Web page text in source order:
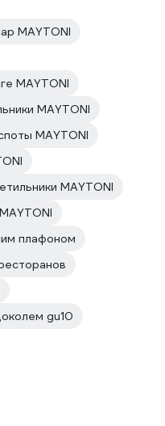
MAYTONI
MAYTONI
MAYTONI
MAYTONI
MAYTONI
плафоном
gu10